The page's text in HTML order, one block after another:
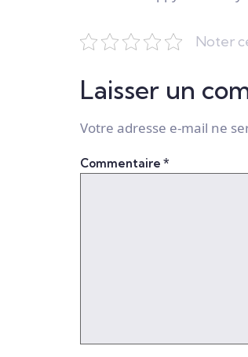
Noter
Laisser un
Votre adresse e-mail ne
Commentaire *